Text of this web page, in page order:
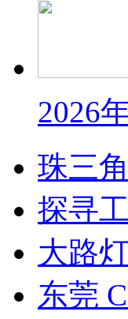
2026
珠三
探寻
大路
东莞